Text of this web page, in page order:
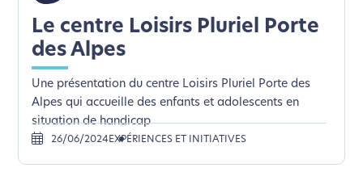
Nous avons développé ce site Internet dans le cadre
d’une démarche forte d’écoconception.
Si vous aussi vous souhaitez diminuer drastiquement
les besoins énergétiques nécessaires à votre
navigation, vous pouvezle parcourir dans son Mode
Eco. Celui-ci sollicitera très peu nos serveurs et vous
deviendrez ainsi un acteur majeur de
Le centre Loisirs Pluriel Porte
des Alpes
Une présentation du centre Loisirs Pluriel Porte des
Alpes qui accueille des enfants et adolescents en
situation de handicap
26/06/2024EXPÉRIENCES ET INITIATIVES